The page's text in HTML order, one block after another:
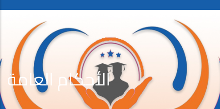
الأحكام العامة